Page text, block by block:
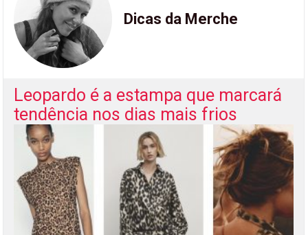
Dicas da Merche
Leopardo é a estampa que marcará
tendência nos dias mais frios